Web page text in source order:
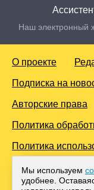
Наш электронный
О проекте
Подписка на
Авторские права
Политика
Политика
© 2016-2026 Все
Любое копирование
Интернет, либо
Мы используем
удобнее.